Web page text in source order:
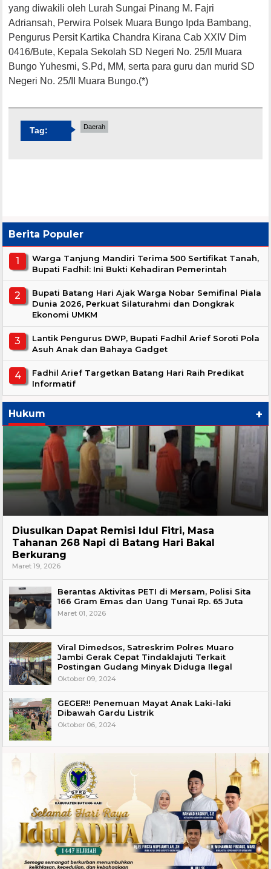
yang diwakili oleh Lurah Sungai Pinang M. Fajri
Adriansah, Perwira Polsek Muara Bungo Ipda Bambang,
Pengurus Persit Kartika Chandra Kirana Cab XXIV Dim
0416/Bute, Kepala Sekolah SD Negeri No. 25/II Muara
Bungo Yuhesmi, S.Pd, MM, serta para guru dan murid SD
Negeri No. 25/II Muara Bungo.(*)
Tag: Daerah
Berita Populer
Warga Tanjung Mandiri Terima 500 Sertifikat Tanah,
Bupati Fadhil: Ini Bukti Kehadiran Pemerintah
Bupati Batang Hari Ajak Warga Nobar Semifinal Piala
Dunia 2026, Perkuat Silaturahmi dan Dongkrak
Ekonomi UMKM
Lantik Pengurus DWP, Bupati Fadhil Arief Soroti Pola
Asuh Anak dan Bahaya Gadget
Fadhil Arief Targetkan Batang Hari Raih Predikat
Informatif
Hukum +
Diusulkan Dapat Remisi Idul Fitri, Masa
Tahanan 268 Napi di Batang Hari Bakal
Berkurang
Maret 19, 2026
Berantas Aktivitas PETI di Mersam, Polisi Sita
166 Gram Emas dan Uang Tunai Rp. 65 Juta
Maret 01, 2026
Viral Dimedsos, Satreskrim Polres Muaro
Jambi Gerak Cepat Tindaklajuti Terkait
Postingan Gudang Minyak Diduga Ilegal
Oktober 09, 2024
GEGER!! Penemuan Mayat Anak Laki-laki
Dibawah Gardu Listrik
Oktober 06, 2024